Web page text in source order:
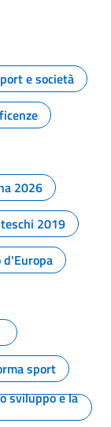
e società
2026
2019
d'Europa
sport
sviluppo e la